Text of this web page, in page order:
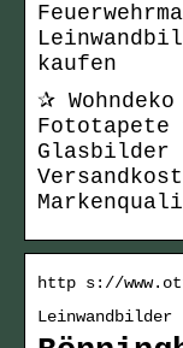
kaufen
✰
Glasbilder
http s://
Leinwandbilder